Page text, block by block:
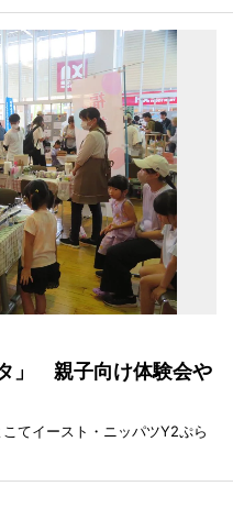
」 親子向け体験会や
てイースト・ニッパツY2ぷら